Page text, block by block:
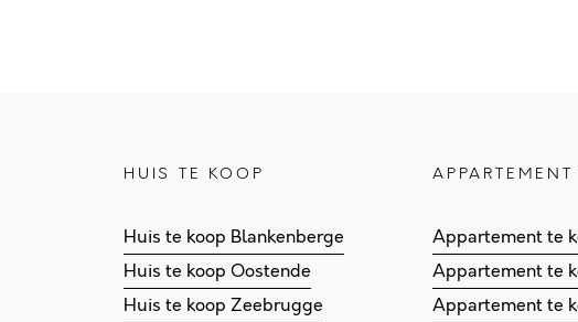
HUIS TE KOOP
Huis te koop Blankenberge
Huis te koop Oostende
Huis te koop Zeebrugge
Appartement te
Appartement te
Appartement te